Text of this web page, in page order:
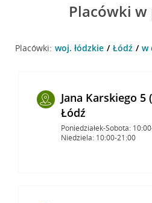
Placówki
Placówki: woj. łódzkie Łódź w
Jana Karskiego
Łódź
Poniedziałek-Sobota:
Niedziela: 10:00-21:00